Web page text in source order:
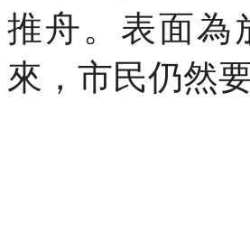
推舟。表面為
來，市民仍然